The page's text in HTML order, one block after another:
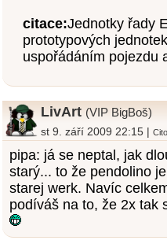
citace:Jednotky řady
prototypových
uspořádáním pojezdu
LivArt (VIP BigBoš)
st 9. září 2009 22:15 |
pipa: já se neptal, jak
starý... to že pendolino
starej werk. Navíc
podíváš na to, že 2x tak